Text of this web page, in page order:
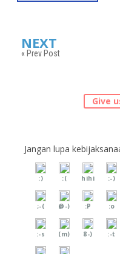
NEXT
« Prev Post
Give
Jangan lupa
:) :( hihi :-)
;-( @-) :P :o
:-s (m) 8-) :-t